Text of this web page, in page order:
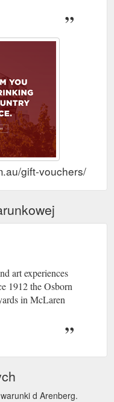
gift-vouchers/
art experiences
1912 the Osborn
in McLaren
d Arenberg.